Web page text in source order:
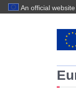
An official